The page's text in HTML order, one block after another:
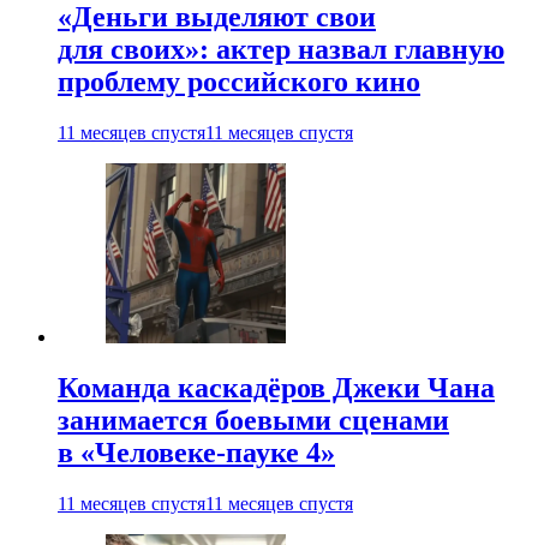
«Деньги выделяют свои
для своих»: актер назвал главную
проблему российского кино
11 месяцев спустя11 месяцев спустя
Команда каскадёров Джеки Чана
занимается боевыми сценами
в «Человеке-пауке 4»
11 месяцев спустя11 месяцев спустя